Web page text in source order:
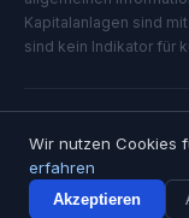
Kapitalanlagen sind
sind kein Indikator für
Impressum
Wir nutzen Cookies
erfahren
Akzeptieren